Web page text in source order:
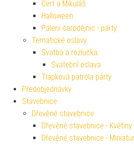
Čert a Mikuláš
Halloween
Pálení čarodějnic - párty
Tematické oslavy
Svatba a rozlučka
Svatební oslava
Tlapková patrola párty
Předobjednávky
Stavebnice
Dřevěné stavebnice
Dřevěné stavebnice - Květiny
Dřevěné stavebnice -